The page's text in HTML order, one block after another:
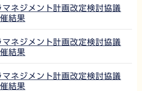
ネジメント計画改定検討協議
結果
ネジメント計画改定検討協議
結果
ネジメント計画改定検討協議
結果